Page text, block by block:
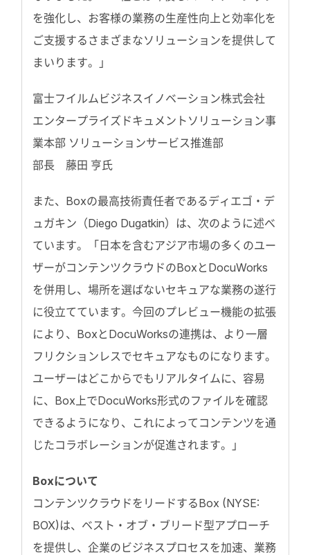
を強化し、お客様の業務の生産性向上と効率化を
ご支援するさまざまなソリューションを提供して
まいります。」
富士フイルムビジネスイノベーション株式会社
エンタープライズドキュメントソリューション事
業本部 ソリューションサービス推進部
部長 藤田 亨氏
また、Boxの最高技術責任者であるディエゴ・デ
ュガキン（Diego Dugatkin）は、次のように述べ
ています。「日本を含むアジア市場の多くのユー
ザーがコンテンツクラウドのBoxとDocuWorks
を併用し、場所を選ばないセキュアな業務の遂行
に役立てています。今回のプレビュー機能の拡張
により、BoxとDocuWorksの連携は、より一層
フリクションレスでセキュアなものになります。
ユーザーはどこからでもリアルタイムに、容易
に、Box上でDocuWorks形式のファイルを確認
できるようになり、これによってコンテンツを通
じたコラボレーションが促進されます。」
Boxについて
コンテンツクラウドをリードするBox (NYSE:
BOX)は、ベスト・オブ・ブリード型アプローチ
を提供し、企業のビジネスプロセスを加速、業務